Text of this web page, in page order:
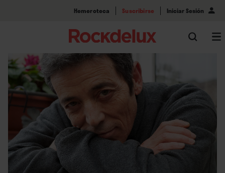
Hemeroteca Suscribirse Iniciar Sesión